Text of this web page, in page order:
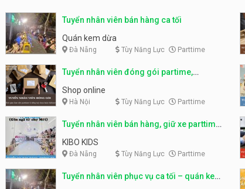
Tuyển nhân viên bán hàng ca tối
Quán kem dừa
Đà Nẵng Tùy Năng Lực Parttime
Tuyển nhân viên đóng gói partime,
fulltime
Shop online
Hà Nội Tùy Năng Lực Parttime
Tuyển nhân viên bán hàng, giữ xe parttime
– Kibo Kid
KIBO KIDS
Đà Nẵng Tùy Năng Lực Parttime
Tuyển nhân viên phục vụ ca tối – quán kem